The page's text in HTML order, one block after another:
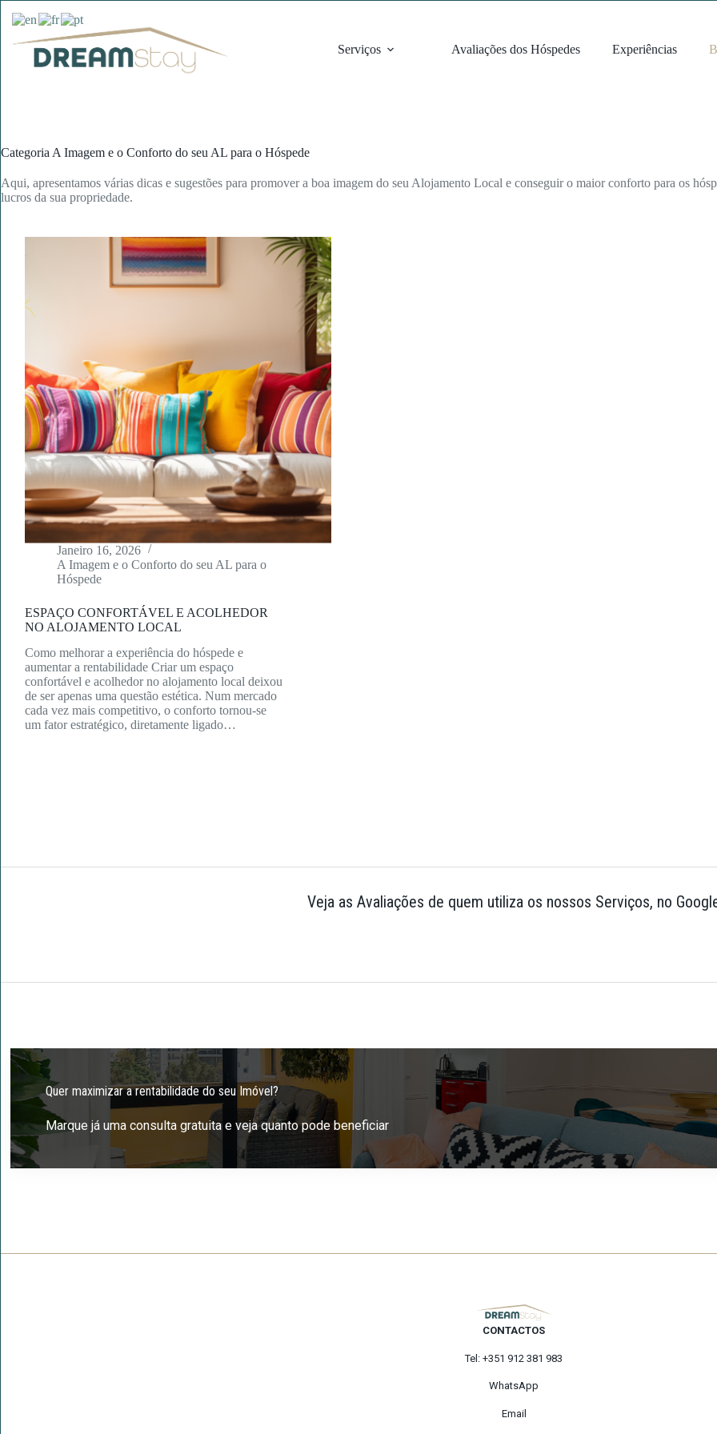
para
conteúdo
Serviços Avaliações dos Hóspedes Experiências
Categoria A Imagem e o Conforto do seu AL para o Hóspede
Aqui, apresentamos várias dicas e sugestões para promover a boa imagem do seu Alojamento Local e conseguir o maior conforto para os
lucros da sua propriedade.
Janeiro 16, 2026
A Imagem e o Conforto do seu AL para o
Hóspede
ESPAÇO CONFORTÁVEL E ACOLHEDOR
NO ALOJAMENTO LOCAL
Como melhorar a experiência do hóspede e
aumentar a rentabilidade Criar um espaço
confortável e acolhedor no alojamento local deixou
de ser apenas uma questão estética. Num mercado
cada vez mais competitivo, o conforto tornou-se
um fator estratégico, diretamente ligado…
Veja as Avaliações de quem utiliza os nossos Serviços, no
Quer maximizar a rentabilidade do seu Imóvel?
Marque já uma consulta gratuita e veja quanto pode beneficiar
CONTACTOS
Tel: +351 912 381 983
WhatsApp
Email